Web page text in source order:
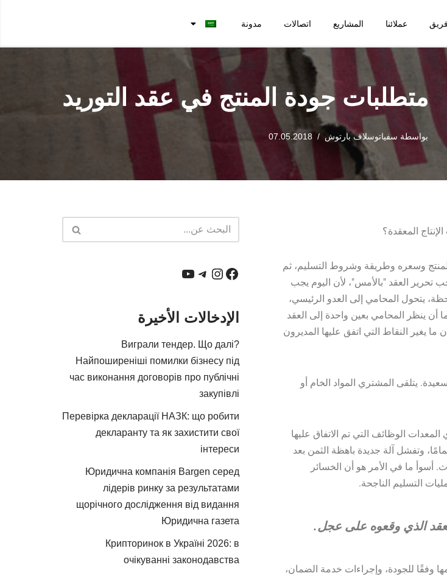
فريق عملائنا المشاريع اتصالات مدونة
متطلبات جودة المنتج في عقد التوريد
بواسطة سفياتوسلاف بارتوش 07.05.2018
المعقدة؟
وسعره وطريقة وشروط التسليم، ثم
تحرير العقد "بالأمس"، لأن اليوم يجب
يتحول المحامي إلى العدو الرئيسي،
ينظر المحامي بعين واحدة إلى العقد
يغير النقاط التي اتفق عليها المديرون
سعيدة. يتلقى المشتري المواد الخام أو
الوظائف التي تم الاتفاق عليها
وتفشل آلة جديدة باهظة الثمن بعد
أسوأ ما في الأمر هو أن الخسائر
التسليم الناجحة.
الذي وقعوه على عجل.
وفقًا للجودة، وإجراءات خدمة الضمان،
الإدخالات الأخيرة
Виграли тендер. Що далі?
Найпоширеніші помилки бізнесу під
час виконання договорів про публічні
закупівлі
Перевірка декларації НАЗК: що робити
декларанту та як захистити свої
інтереси
Юридична компанія Bargen серед
лідерів ринку за результатами
щорічного дослідження від видання
Юридична газета
Крипторинок в Україні 2026: в
очікуванні законодавства